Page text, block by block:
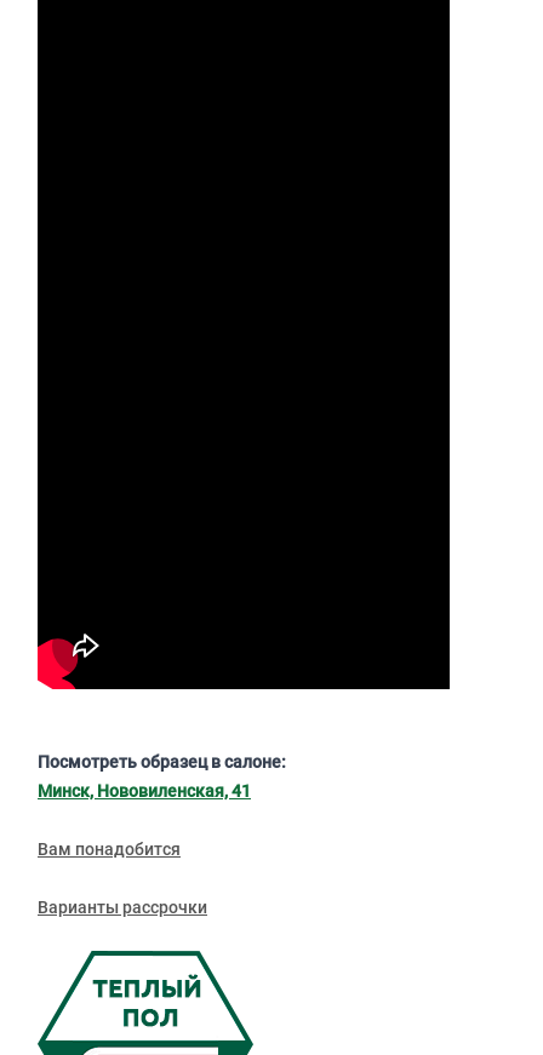
Посмотреть образец в салоне:
Минск, Нововиленская, 41
Вам понадобится
Варианты рассрочки